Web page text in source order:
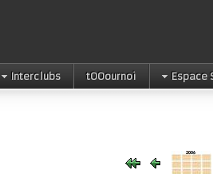
Interclubs tOOournoi Espace